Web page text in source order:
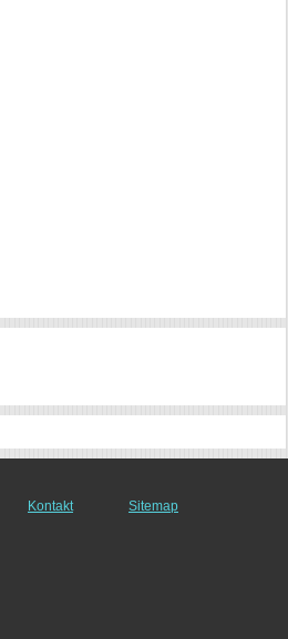
Kontakt
Sitemap